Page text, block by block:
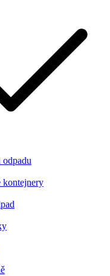
odpadu
kontejnery